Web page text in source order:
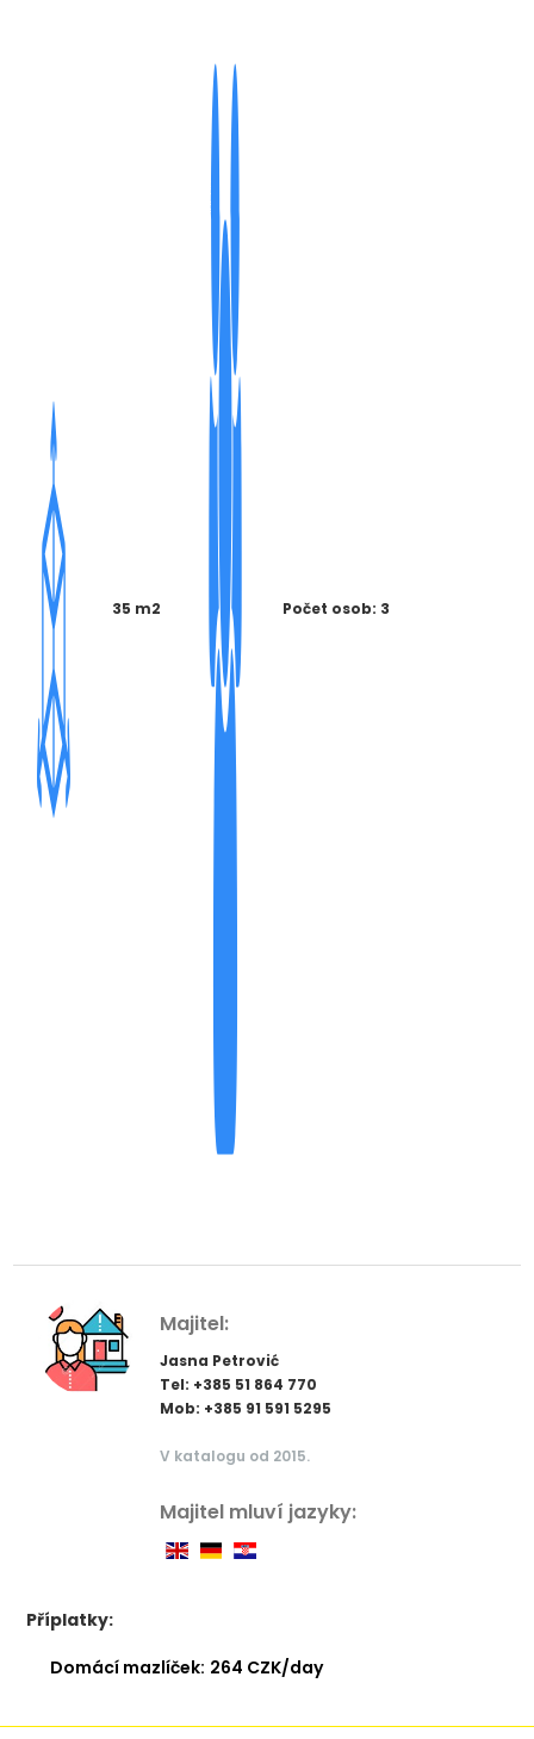
35 m2 Počet osob: 3
Majitel:
Jasna Petrović
Tel: +385 51 864 770
Mob: +385 91 591 5295
V katalogu od 2015.
Majitel mluví jazyky:
Příplatky:
Domácí mazlíček: 264 CZK/day